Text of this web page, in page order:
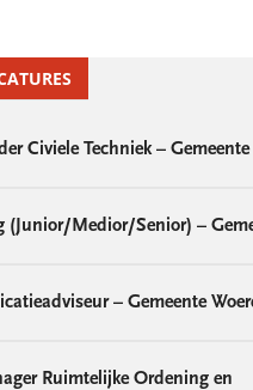
Civiele Techniek –
(Junior/Medior/Senior) –
– Gemeente
Ruimtelijke Ordening en